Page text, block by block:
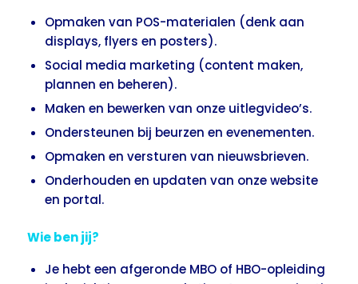
Opmaken van POS-materialen (denk aan
displays, flyers en posters).
Social media marketing (content maken,
plannen en beheren).
Maken en bewerken van onze uitlegvideo’s.
Ondersteunen bij beurzen en evenementen.
Opmaken en versturen van nieuwsbrieven.
Onderhouden en updaten van onze website
en portal.
Wie ben jij?
Je hebt een afgeronde MBO of HBO-opleiding